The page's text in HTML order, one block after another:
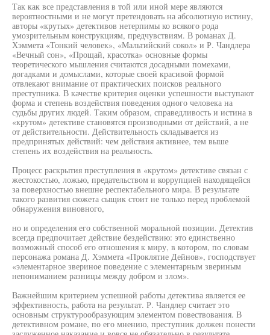
Так как все представления в той или иной мере являются
вероятностными и не могут претендовать на абсолютную истину,
авторы «крутых» детективов нетерпимы ко всякого рода
умозрительным конструкциям, предчувствиям. В романах Д.
Хэммета «Тонкий человек», «Мальтийский сокол» и Р. Чандлера
«Вечный сон», «Прощай, красотка» основные формы
теоретического мышления считаются досадными помехами,
догадками и домыслами, которые своей красивой формой
отвлекают внимание от практических поисков реального
преступника. В качестве критерия оценки успешности выступают
форма и степень воздействия поведения одного человека на
судьбы других людей. Таким образом, справедливость и истина в
«крутом» детективе становятся производными от действий, а не
от действительности. Действительность складывается из
предпринятых действий: чем действия активнее, тем выше
степень их воздействия на реальность.
Процесс раскрытия преступления в «крутом» детективе связан с
жестокостью, ложью, предательством и коррупцией находящейся
за поверхностью внешне респектабельного мира. В результате
такого развития сюжета сыщик стоит не только перед проблемой
обнаружения виновного,
но и определения его собственной моральной позиции. Детектив
всегда предпочитает действие бездействию: это единственно
возможный способ его отношения к миру, в котором, по словам
персонажа романа Д. Хэммета «Проклятие Дейнов», господствует
«элементарное звериное поведение с элементарным звериным
непониманием разницы между добром и злом».
Важнейшим критерием успешной работы детектива является ее
эффективность, работа на результат. Р. Чандлер считает это
основным структурообразующим элементом повествования. В
детективном романе, по его мнению, преступник должен понести